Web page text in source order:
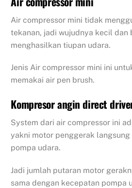
Air compressor mini tidak
tekanan, jadi wujudnya kecil dan
menghasilkan tiupan udara.
Jenis Air compressor mini ini
memakai air pen brush.
Kompresor angin direct
System dari air compressor ini
yakni motor penggerak
pompa udara.
Jadi jumlah putaran motor
sama dengan kecepatan pompa